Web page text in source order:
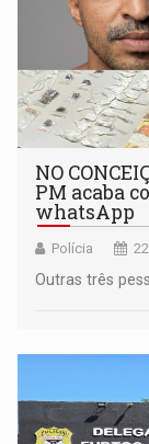
NO
PM acaba
whatsApp
Polícia
Outras três